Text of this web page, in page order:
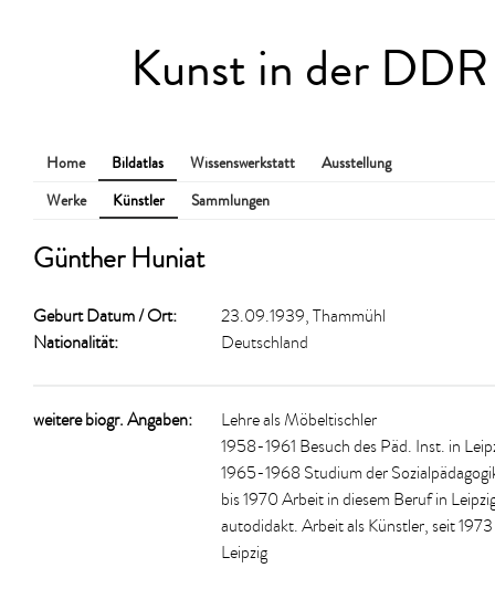
Kunst in der DDR
Home Bildatlas Wissenswerkstatt
Ausstellung
Werke
Künstler Sammlungen
Günther Huniat
Geburt Datum / Ort:
23.09.1939, Thammühl
Nationalität:
Deutschland
weitere biogr. Angaben:
Lehre als Möbeltischler
1958-1961 Besuch des Päd. Inst. in
1965-1968 Studium der
bis 1970 Arbeit in diesem Beruf in
autodidakt. Arbeit als Künstler, seit
Leipzig